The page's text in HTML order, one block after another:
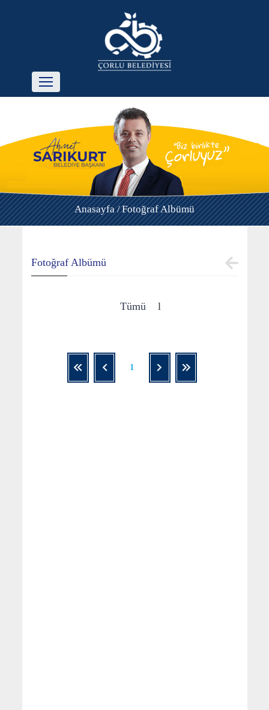
Anasayfa /Fotoğraf Albümü
Fotoğraf Albümü
Tümü l
1